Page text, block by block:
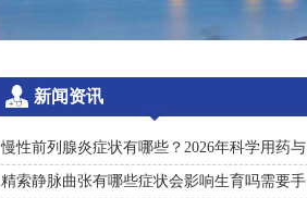
新闻资讯
慢性前列腺炎症状有哪些？2026年科学用药与
日常护理全攻略
精索静脉曲张有哪些症状会影响生育吗需要手